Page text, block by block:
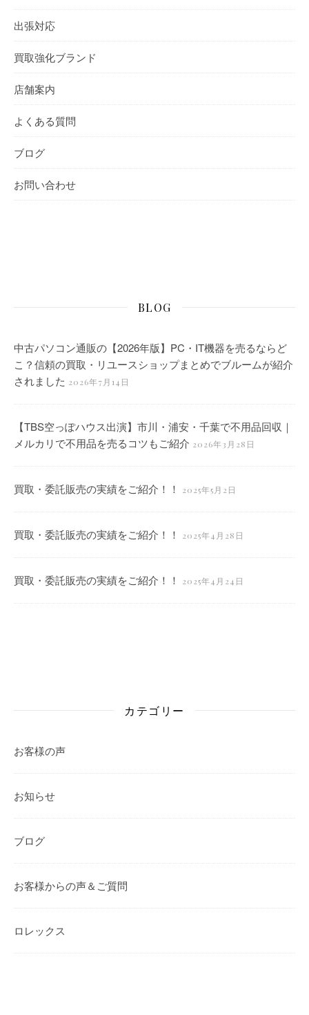
出張対応
買取強化ブランド
店舗案内
よくある質問
ブログ
お問い合わせ
BLOG
中古パソコン通販の【2026年版】PC・IT機器を売るならど
こ？信頼の買取・リユースショップまとめでブルームが紹介
されました 2026年7月14日
【TBS空っぽハウス出演】市川・浦安・千葉で不用品回収｜
メルカリで不用品を売るコツもご紹介 2026年3月28日
買取・委託販売の実績をご紹介！！ 2025年5月2日
買取・委託販売の実績をご紹介！！ 2025年4月28日
買取・委託販売の実績をご紹介！！ 2025年4月24日
カテゴリー
お客様の声
お知らせ
ブログ
お客様からの声＆ご質問
ロレックス